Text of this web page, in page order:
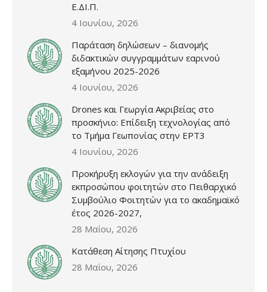
Ε.ΔΙ.Π.
4 Ιουνίου, 2026
Παράταση δηλώσεων – διανομής
διδακτικών συγγραμμάτων εαρινού
εξαμήνου 2025-2026
4 Ιουνίου, 2026
Drones και Γεωργία Ακριβείας στο
προσκήνιο: Επίδειξη τεχνολογίας από
το Τμήμα Γεωπονίας στην ΕΡΤ3
4 Ιουνίου, 2026
Προκήρυξη εκλογών για την ανάδειξη
εκπροσώπου φοιτητών στο Πειθαρχικό
Συμβούλιο Φοιτητών για το ακαδημαϊκό
έτος 2026-2027,
28 Μαΐου, 2026
Κατάθεση Αίτησης Πτυχίου
28 Μαΐου, 2026